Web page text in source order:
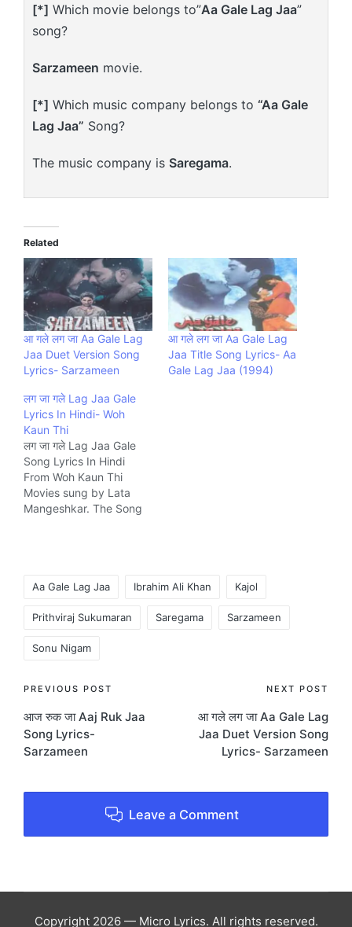
[*] Which movie belongs to”Aa Gale Lag Jaa”
song?
Sarzameen movie.
[*] Which music company belongs to “Aa Gale
Lag Jaa” Song?
The music company is Saregama.
Related
आ गले लग जा Aa Gale Lag
Jaa Duet Version Song
Lyrics- Sarzameen
आ गले लग जा Aa Gale Lag
Jaa Title Song Lyrics- Aa
Gale Lag Jaa (1994)
लग जा गले Lag Jaa Gale
Lyrics In Hindi- Woh
Kaun Thi
लग जा गले Lag Jaa Gale
Song Lyrics In Hindi
From Woh Kaun Thi
Movies sung by Lata
Mangeshkar. The Song
Aa Gale Lag Jaa Ibrahim Ali Khan Kajol
Prithviraj Sukumaran Saregama Sarzameen
Sonu Nigam
Post
navigation
PREVIOUS POST
आज रुक जा Aaj Ruk Jaa
Song Lyrics-
Sarzameen
NEXT POST
आ गले लग जा Aa Gale Lag
Jaa Duet Version Song
Lyrics- Sarzameen
Leave a Comment
Copyright 2026 — Micro Lyrics. All rights reserved.